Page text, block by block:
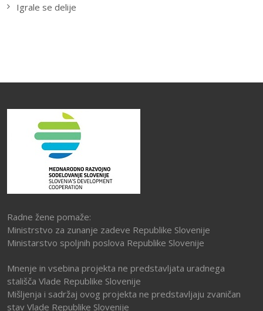
Igrale se delije
Radne žene pomaže:
Ministrstvo za zunanje zadeve Republike Slovenije
Ministarstvo spoljnih poslova Republike Slovenije
Mnenje in vsebina projekta ne predstavljata uradnega
stališča Vlade Republike Slovenije
Mišljenja i sadržaj ovog projekta ne predstavljaju zvaničan
stav Vlade Republike Slovenije